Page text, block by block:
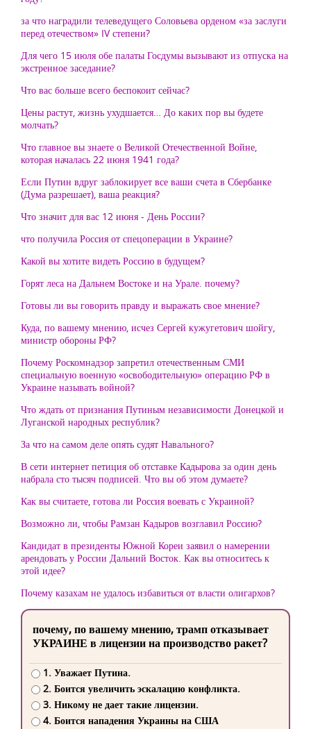
за что наградили телеведущего Соловьева орденом «за заслуги
перед отечеством» IV степени?
Для чего 15 июля обе палаты Госдумы вызывают из отпуска на
экстренное заседание?
Что вас больше всего беспокоит сейчас?
Цены растут, жизнь ухудшается… До каких пор вы будете
молчать?
Что главное вы знаете о Великой Отечественной Войне,
которая началась 22 июня 1941 года?
Если Путин вдруг заблокирует все ваши счета в Сбербанке
(Дума разрешает), ваша реакция?
Что значит для вас 12 июня - День России?
что получила Россия от спецоперации в Украине?
Какой вы хотите видеть Россию в будущем?
Горят леса на Дальнем Востоке и на Урале. почему?
Готовы ли вы говорить правду и выражать свое мнение?
Куда, по вашему мнению, исчез Сергей кужугетович шойгу,
министр обороны РФ?
Почему Роскомнадзор запретил отечественным СМИ
специальную военную «освободительную» операцию РФ в
Украине называть войной?
Что ждать от признания Путиным независимости Донецкой и
Луганской народных республик?
За что на самом деле опять судят Навального?
В сети интернет петиция об отставке Кадырова за один день
набрала сто тысяч подписей. Что вы об этом думаете?
Как вы считаете, готова ли Россия воевать с Украиной?
Возможно ли, чтобы Рамзан Кадыров возглавил Россию?
Кандидат в президенты Южной Кореи заявил о намерении
арендовать у России Дальний Восток. Как вы относитесь к
этой идее?
Почему казахам не удалось избавиться от власти олигархов?
почему, по вашему мнению, трамп отказывает
УКРАИНЕ в лицензии на производство ракет?
1. Уважает Путина.
2. Боится увеличить эскалацию конфликта.
3. Никому не дает такие лицензии.
4. Боится нападения Украины на США